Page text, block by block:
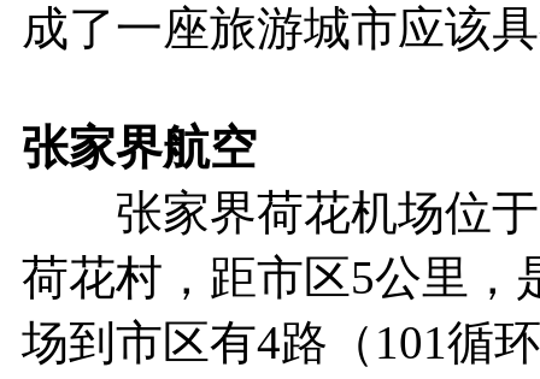
成了一座旅游城市应该
张家界航空
张家界荷花机场位于
荷花村，距市区5公里，
场到市区有4路（101循